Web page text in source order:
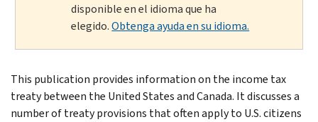
disponible en el idioma que ha
elegido.Obtenga ayuda en su idioma.
This publication provides information on the income tax
treaty between the United States and Canada. It discusses a
number of treaty provisions that often apply to U.S. citizens